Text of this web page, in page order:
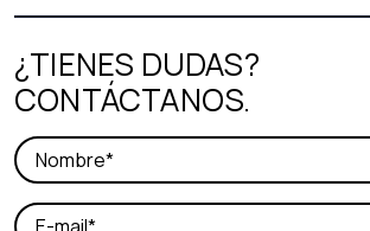
¿TIENES DUDAS?
CONTÁCTANOS.